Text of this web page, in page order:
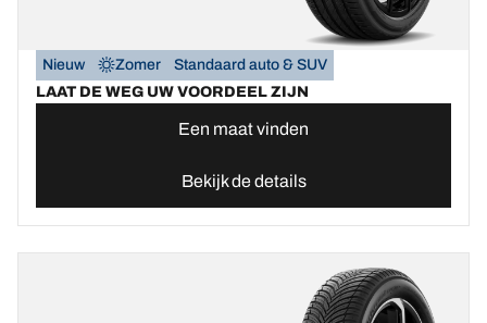
Nieuw Zomer
Standaard auto & SUV
LAAT DE WEG UW VOORDEEL ZIJN
Een maat vinden
Bekijk de details